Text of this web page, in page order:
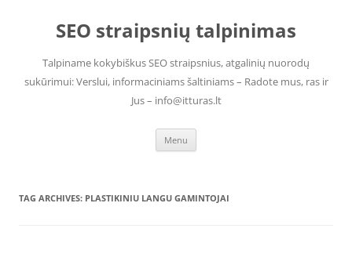
contentSEO straipsnių talpinimas
Talpiname kokybiškus SEO straipsnius, atgalinių nuorodų
sukūrimui: Verslui, informaciniams šaltiniams – Radote mus, ras ir
Jus – info@itturas.lt
Menu
TAG ARCHIVES: PLASTIKINIU LANGU GAMINTOJAI